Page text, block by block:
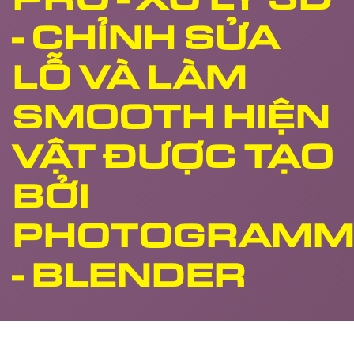
- CHỈNH SỬA
LỖ VÀ LÀM
SMOOTH HIỆN
VẬT ĐƯỢC TẠO
BỞI
- BLENDER